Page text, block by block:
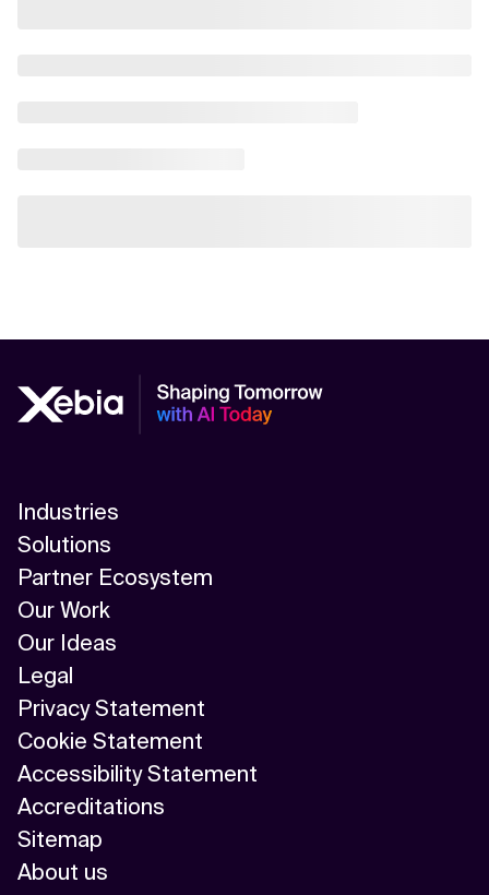
Industries
Solutions
Partner Ecosystem
Our Work
Our Ideas
Legal
Privacy Statement
Cookie Statement
Accessibility Statement
Accreditations
Sitemap
About us